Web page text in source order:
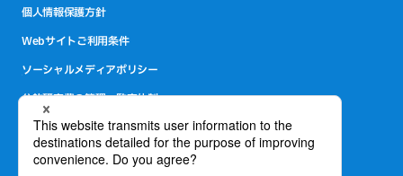
個人情報保護方針
Webサイトご利用条件
ソーシャルメディアポリシー
公的研究費の管理・監査体制
サイトマップ
お問い合わせ